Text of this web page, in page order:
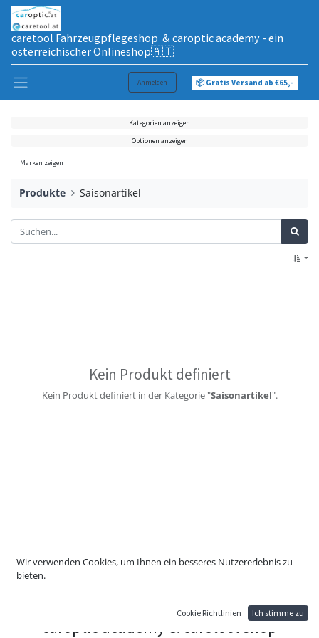
caretool Fahrzeugpflegeshop & caroptic academy - ein
österreichischer Onlineshop🇦🇹
Anmelden 📦 Gratis Versand ab €65,-
Kategorien anzeigen
Optionen anzeigen
Marken zeigen
Produkte Saisonartikel
Kein Produkt definiert
Kein Produkt definiert in der Kategorie "Saisonartikel".
caroptic academy & caretool shop
Wir verwenden Cookies, um Ihnen ein besseres Nutzererlebnis zu
bieten.
Cookie Richtlinien Ich stimme zu